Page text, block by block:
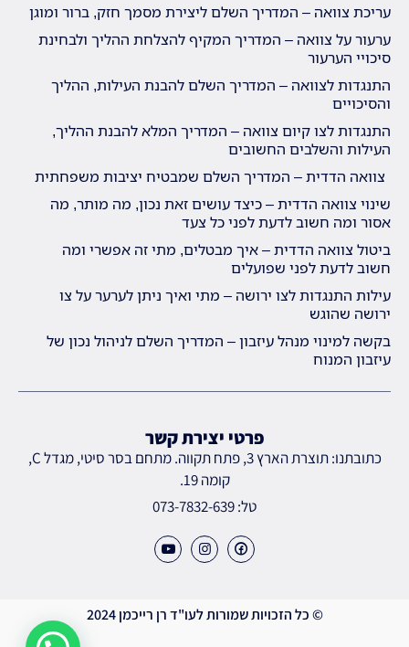
עריכת צוואה – המדריך השלם ליצירת מסמך חזק, ברור ומוגן
ערעור על צוואה – המדריך המקיף להצלחת ההליך ולבחינת
סיכויי הערעור
התנגדות לצוואה – המדריך השלם להבנת העילות, ההליך
והסיכויים
התנגדות לצו קיום צוואה – המדריך המלא להבנת ההליך,
העילות והשלבים החשובים
צוואה הדדית – המדריך השלם שמבטיח יציבות משפחתית
שינוי צוואה הדדית – כיצד עושים זאת נכון, מה מותר, מה
אסור ומה חשוב לדעת לפני כל צעד
ביטול צוואה הדדית – איך מבטלים, מתי זה אפשרי ומה
חשוב לדעת לפני שפועלים
עילות התנגדות לצו ירושה – מתי ואיך ניתן לערער על צו
ירושה שהוגש
בקשה למינוי מנהל עיזבון – המדריך השלם לניהול נכון של
עיזבון המנוח
פרטי יצירת קשר
כתובתנו: תוצרת הארץ 3, פתח תקווה. מתחם בסר סיטי, מגדל C,
קומה 19.
טל: 073-7832-639
© כל הזכויות שמורות לעו"ד רן רייכמן 2024